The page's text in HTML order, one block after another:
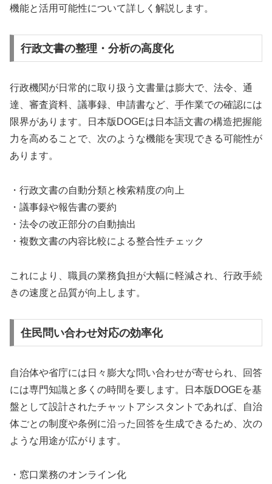
機能と活用可能性について詳しく解説します。
行政文書の整理・分析の高度化
行政機関が日常的に取り扱う文書量は膨大で、法令、通
達、審査資料、議事録、申請書など、手作業での確認には
限界があります。日本版DOGEは日本語文書の構造把握能
力を高めることで、次のような機能を実現できる可能性が
あります。
・行政文書の自動分類と検索精度の向上
・議事録や報告書の要約
・法令の改正部分の自動抽出
・複数文書の内容比較による整合性チェック
これにより、職員の業務負担が大幅に軽減され、行政手続
きの速度と品質が向上します。
住民問い合わせ対応の効率化
自治体や省庁には日々膨大な問い合わせが寄せられ、回答
には専門知識と多くの時間を要します。日本版DOGEを基
盤として設計されたチャットアシスタントであれば、自治
体ごとの制度や条例に沿った回答を生成できるため、次の
ような用途が広がります。
・窓口業務のオンライン化